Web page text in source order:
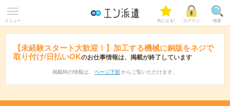
メニュー 気になる! ログイン 検索
【未経験スタート大歓迎！】加工する機械に銅版をネジで
取り付け/日払いOKのお仕事情報は、掲載が終了しています
掲載時の情報は、 ページ下部 からご覧いただけます。